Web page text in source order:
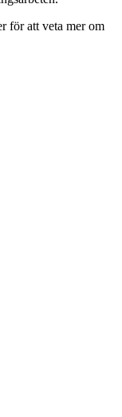
för att veta mer om